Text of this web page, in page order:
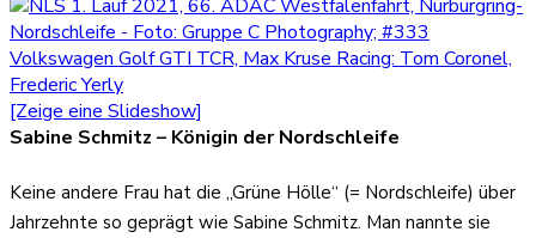
[Zeige eine Slideshow]
Sabine Schmitz – Königin der Nordschleife
Keine andere Frau hat die „Grüne Hölle“ (= Nordschleife) über
Jahrzehnte so geprägt wie Sabine Schmitz. Man nannte sie